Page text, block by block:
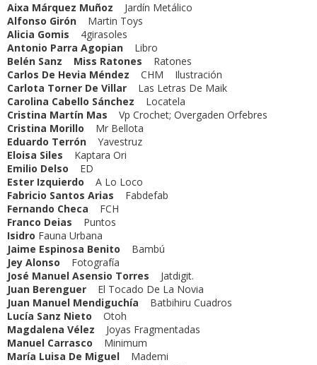
Aixa Márquez Muñoz
Jardín Metálico
Alfonso Girón Martin Toys
Alicia Gomis 4girasoles
Antonio Parra Agopian Libro
Belén Sanz Miss Ratones Ratones
Carlos De Hevia Méndez CHM Ilustración
Carlota Torner De Villar Las Letras De Maik
Carolina Cabello Sánchez
Locatela
Cristina Martín Mas Vp Crochet; Overgaden Orfebres
Cristina Morillo Mr Bellota
Eduardo Terrón Yavestruz
Eloisa Siles Kaptara Ori
Emilio Delso ED
Ester Izquierdo A Lo Loco
Fabricio Santos Arias Fabdefab
Fernando Checa FCH
Franco Deias
Puntos
Isidro Fauna Urbana
Jaime Espinosa Benito Bambú
Jey Alonso Fotografía
José Manuel Asensio Torres Jatdigit.
Juan Berenguer
El Tocado De La Novia
Juan Manuel Mendiguchía Batbihiru Cuadros
Lucía Sanz Nieto Otoh
Magdalena Vélez
Joyas Fragmentadas
Manuel Carrasco Minimum
María Luisa De Miguel Mademi